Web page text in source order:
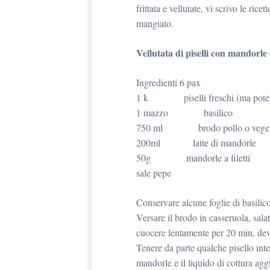
frittata e vellutate, vi scrivo le
mangiato.
Vellutata di piselli con mandorle
Ingredienti 6 pax
1 k piselli freschi (ma potete
1 mazzo basilico
750 ml brodo pollo o
200ml latte di mandorle
50g mandorle a filetti
sale pepe
Conservare alcune foglie di
Versare il brodo in casseruola,
cuocere lentamente per 20 min,
Tenere da parte qualche pisello
mandorle e il liquido di cottura